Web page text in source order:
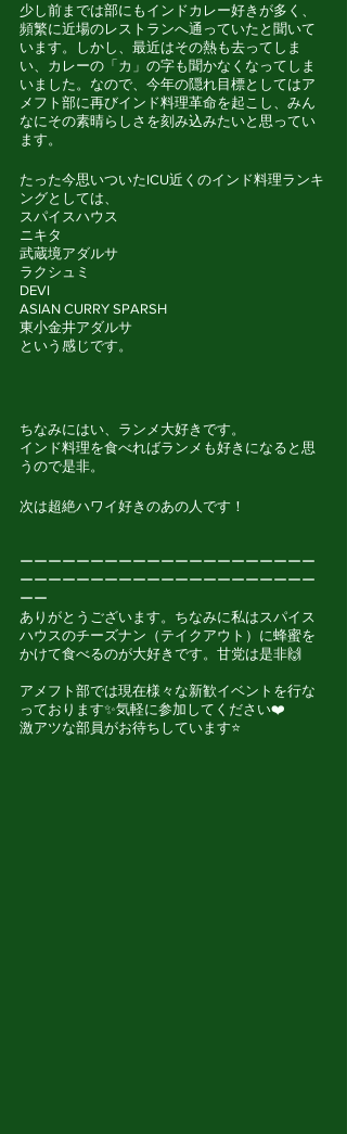
少し前までは部にもインドカレー好きが多く、
頻繁に近場のレストランへ通っていたと聞いて
います。しかし、最近はその熱も去ってしま
い、カレーの「カ」の字も聞かなくなってしま
いました。なので、今年の隠れ目標としてはア
メフト部に再びインド料理革命を起こし、みん
なにその素晴らしさを刻み込みたいと思ってい
ます。
たった今思いついたICU近くのインド料理ランキ
ングとしては、
スパイスハウス
ニキタ
武蔵境アダルサ
ラクシュミ
DEVI
ASIAN CURRY SPARSH
東小金井アダルサ
という感じです。
ちなみにはい、ランメ大好きです。
インド料理を食べればランメも好きになると思
うので是非。
次は超絶ハワイ好きのあの人です！
ーーーーーーーーーーーーーーーーーーーーー
ーーーーーーーーーーーーーーーーーーーーー
ーー
ありがとうございます。ちなみに私はスパイス
ハウスのチーズナン（テイクアウト）に蜂蜜を
かけて食べるのが大好きです。甘党は是非🙌
アメフト部では現在様々な新歓イベントを行な
っております✨気軽に参加してください❤️
激アツな部員がお待ちしています⭐️